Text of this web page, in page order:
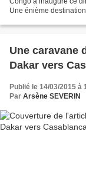
Une énième
Une caravane
Dakar vers
Publié le 14/03/2015 à
Par Arsène SEVERIN